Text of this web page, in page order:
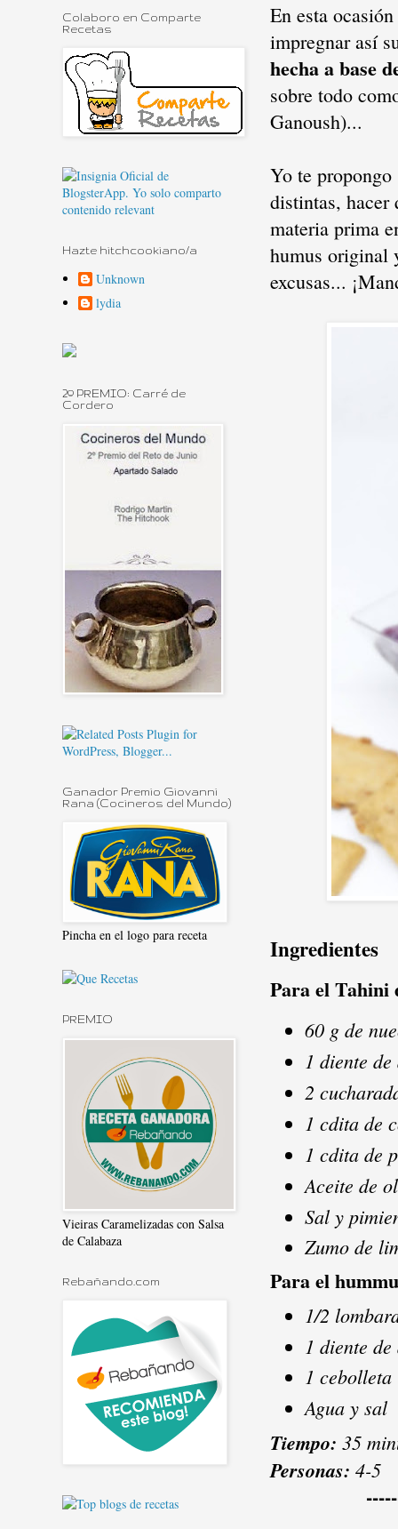
En esta
impregnar así
hecha a base
sobre todo
Ganoush)...
Yo te
distintas, hacer
materia prima
humus original
excusas...
Ingredientes
Para el Tahini
60 g de
1 diente
2
1 cdita de
1 cdita de
Aceite de
Sal y
Zumo de
Para el
1/2
1 diente
1 cebolleta
Agua y sal
Tiempo: 35
Personas: 4-5
Colaboro en Comparte
Recetas
Hazte hitchcookiano/a
Unknown
lydia
2º PREMIO: Carré de
Cordero
Ganador Premio Giovanni
Rana (Cocineros del Mundo)
Pincha en el logo para receta
PREMIO
Vieiras Caramelizadas con Salsa
de Calabaza
Rebañando.com